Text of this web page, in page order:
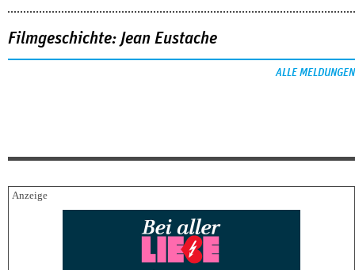
Filmgeschichte: Jean Eustache
ALLE MELDUNGEN